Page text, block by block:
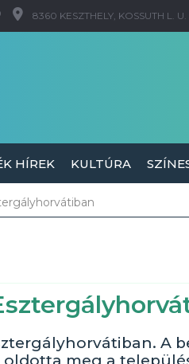
8360 KESZTHELY, KOSSUTH L. U.
HÍREK KULTÚRA
A